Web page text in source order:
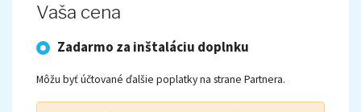
Vaša cena
Zadarmo za inštaláciu doplnku
Môžu byť účtované ďalšie poplatky na strane Partnera.